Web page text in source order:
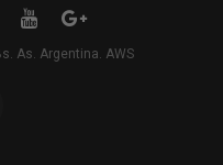
As. Argentina. AWS